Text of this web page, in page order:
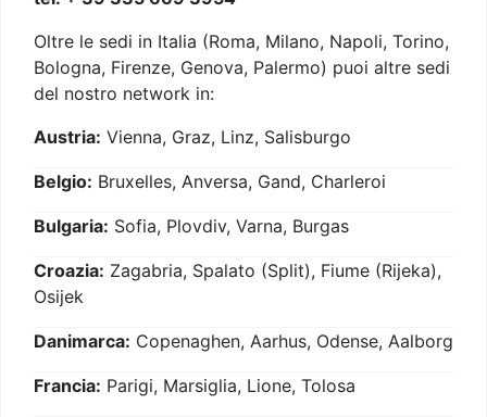
Oltre le sedi in Italia (Roma, Milano, Napoli, Torino,
Bologna, Firenze, Genova, Palermo) puoi altre sedi
del nostro network in:
Austria: Vienna, Graz, Linz, Salisburgo
Belgio: Bruxelles, Anversa, Gand, Charleroi
Bulgaria: Sofia, Plovdiv, Varna, Burgas
Croazia: Zagabria, Spalato (Split), Fiume (Rijeka),
Osijek
Danimarca: Copenaghen, Aarhus, Odense, Aalborg
Francia: Parigi, Marsiglia, Lione, Tolosa